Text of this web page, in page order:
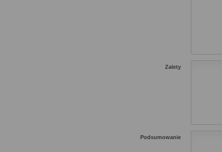
Zalety
Podsumowanie